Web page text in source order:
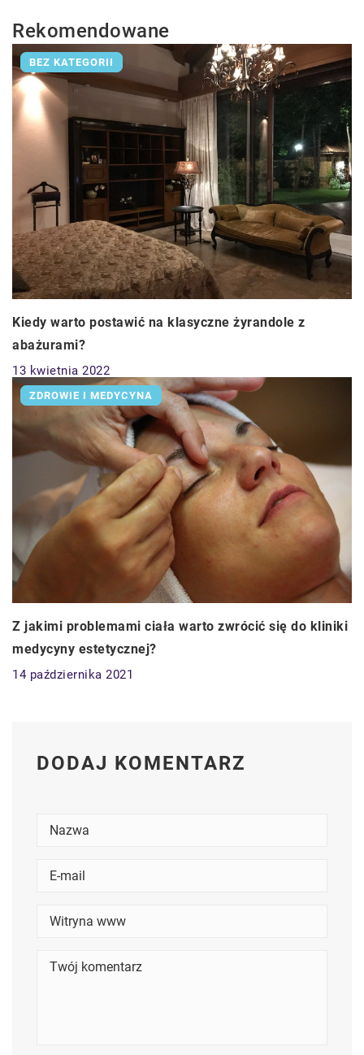
Rekomendowane
BEZ KATEGORII
Kiedy warto postawić na klasyczne żyrandole z
abażurami?
13 kwietnia 2022
ZDROWIE I MEDYCYNA
Z jakimi problemami ciała warto zwrócić się do kliniki
medycyny estetycznej?
14 października 2021
DODAJ KOMENTARZ